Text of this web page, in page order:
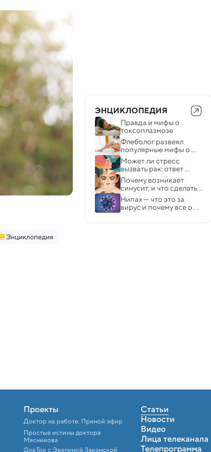
Энциклопедия
ЭНЦИКЛОПЕДИЯ
Правда и мифы о
токсоплазмозе
Флеболог развеял
популярные мифы о
варикозе
Может ли стресс
вызвать рак: ответ
онколога
Почему возникает
синусит, и что сделать,
чтобы он не стал
хроническим
Нипах — что это за
вирус и почему все о
нем говорят?
Проекты
Доктор на работе. Прямой эфир
Простые истины доктора
Мясникова
ДокТок с Эвелиной Закамской
Статьи
Новости
Видео
Лица телеканала
Телепрограмма